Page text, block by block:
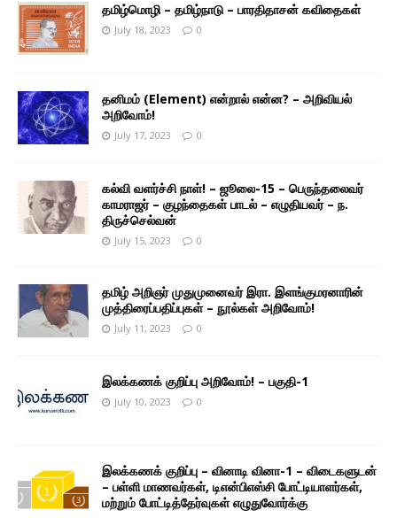
தமிழ்மொழி – தமிழ்நாடு – பாரதிதாசன் கவிதைகள்
July 18, 2023 0
தனிமம் (Element) என்றால் என்ன? – அறிவியல்
அறிவோம்!
July 17, 2023 0
கல்வி வளர்ச்சி நாள்! – ஜூலை-15 – பெருந்தலைவர்
காமராஜர் – குழந்தைகள் பாடல் – எழுதியவர் – ந.
திருச்செல்வன்
July 15, 2023 0
தமிழ் அறிஞர் முதுமுனைவர் இரா. இளங்குமரனாரின்
முத்திரைப்பதிப்புகள் – நூல்கள் அறிவோம்!
July 11, 2023 0
இலக்கணக் குறிப்பு அறிவோம்! – பகுதி-1
July 10, 2023 0
இலக்கணக் குறிப்பு – வினாடி வினா-1 – விடைகளுடன்
– பள்ளி மாணவர்கள், டிஎன்பிஎஸ்சி போட்டியாளர்கள்,
மற்றும் போட்டித்தேர்வுகள் எழுதுவோர்க்கு